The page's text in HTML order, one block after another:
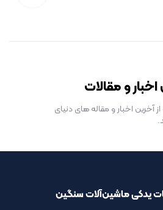
و مقالات
آخرین اخبار و مقاله های دنیای
یدکی ماشین‌آلات سنگین